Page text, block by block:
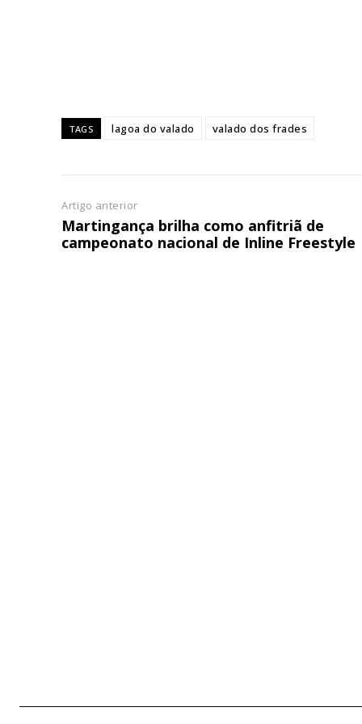
Acesso aos
assinantes
Ofertas para
TAGS lagoa do valado valado dos frades
Artigo anterior
Martingança brilha como anfitriã de
campeonato nacional de Inline Freestyle